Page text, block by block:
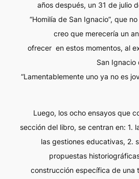
años después, un 31 de julio
“Homilía de San Ignacio”, que
creo que merecería un
ofrecer en estos momentos, al
San
“Lamentablemente uno ya no es
Luego, los ocho ensayos que
sección del libro, se centran en: 1.
las gestiones educativas, 2.
propuestas
construcción específica de una